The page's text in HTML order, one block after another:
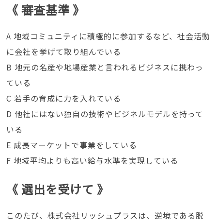
《 審査基準 》
A 地域コミュニティに積極的に参加するなど、社会活動
に会社を挙げて取り組んでいる
B 地元の名産や地場産業と言われるビジネスに携わっ
ている
C 若手の育成に力を入れている
D 他社にはない独自の技術やビジネルモデルを持って
いる
E 成長マーケットで事業をしている
F 地域平均よりも高い給与水準を実現している
《 選出を受けて 》
このたび、株式会社リッシュプラスは、逆境である脱